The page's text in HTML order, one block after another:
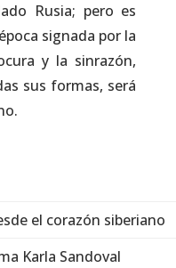
Rusia; pero es
signada por la
y la sinrazón,
sus formas, será
el corazón siberiano
Karla Sandoval